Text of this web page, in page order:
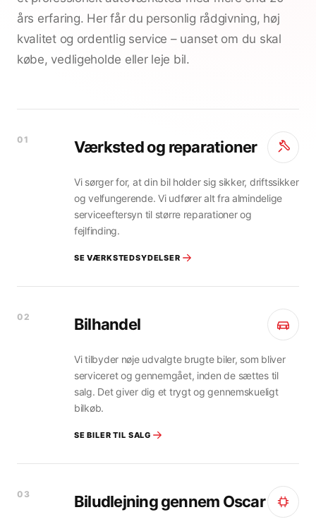
års erfaring. Her får du personlig rådgivning, høj
kvalitet og ordentlig service – uanset om du skal
købe, vedligeholde eller leje bil.
01 Værksted og reparationer
Vi sørger for, at din bil holder sig sikker, driftssikker
og velfungerende. Vi udfører alt fra almindelige
serviceeftersyn til større reparationer og
fejlfinding.
SE VÆRKSTEDSYDELSER
02 Bilhandel
Vi tilbyder nøje udvalgte brugte biler, som bliver
serviceret og gennemgået, inden de sættes til
salg. Det giver dig et trygt og gennemskueligt
bilkøb.
SE BILER TIL SALG
03 Biludlejning gennem Oscar